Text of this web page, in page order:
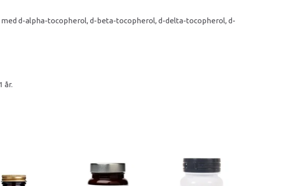
d-alpha-tocopherol, d-beta-tocopherol, d-delta-tocopherol, d-
år.